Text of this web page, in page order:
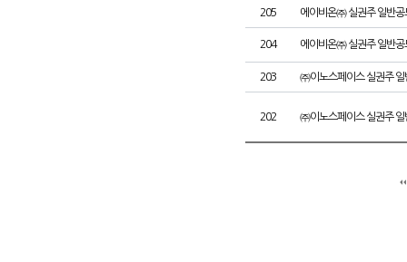
205 에이비온㈜ 실권주 일반공
204 에이비온㈜ 실권주 일반공
203 ㈜이노스페이스 실권주 일
202 ㈜이노스페이스 실권주 일